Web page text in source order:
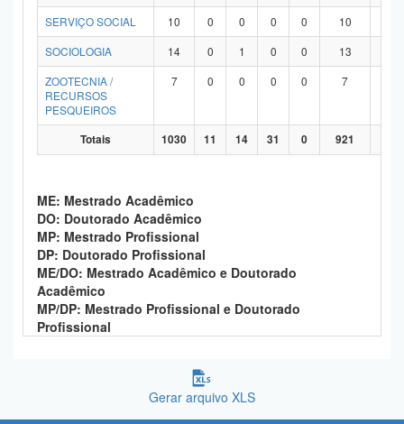
SERVIÇO SOCIAL
10 0 0 0 0 10
SOCIOLOGIA
14 0 1 0 0 13
ZOOTECNIA /
RECURSOS
PESQUEIROS
7 0 0 0 0 7
Totais 1030 11 14 31 0 921
ME: Mestrado Acadêmico
DO: Doutorado Acadêmico
MP: Mestrado Profissional
DP: Doutorado Profissional
ME/DO: Mestrado Acadêmico e Doutorado
Acadêmico
MP/DP: Mestrado Profissional e Doutorado
Profissional
Gerar arquivo XLS